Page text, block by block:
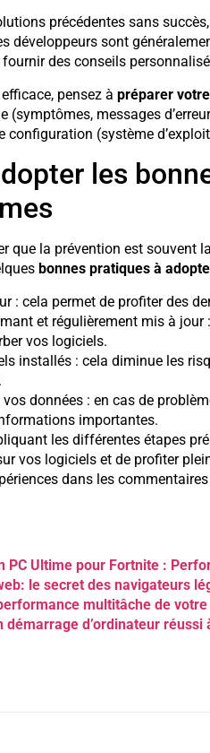
précédentes sans
développeurs sont
des conseils
pensez à préparer
(symptômes, messages
configuration (système
les
que la prévention est souvent
bonnes pratiques à
: cela permet de profiter des
et régulièrement mis à jour
vos logiciels.
installés : cela diminue les
données : en cas de
importantes.
les différentes étapes
vos logiciels et de profiter
dans les
PC Ultime pour Fortnite :
le secret des navigateurs
multitâche de votre
démarrage d’ordinateur réussi